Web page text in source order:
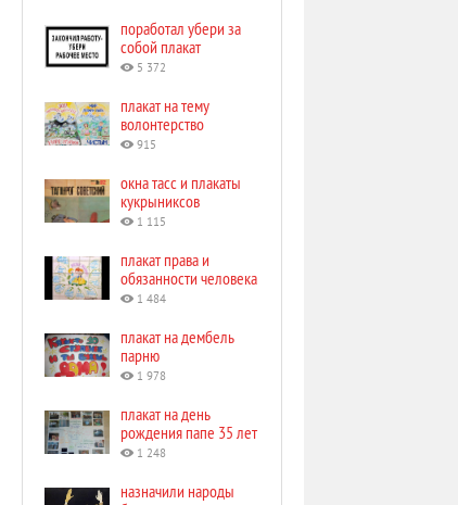
поработал убери за
собой плакат
5 372
плакат на тему
волонтерство
915
окна тасс и плакаты
кукрыниксов
1 115
плакат права и
обязанности человека
1 484
плакат на дембель
парню
1 978
плакат на день
рождения папе 35 лет
1 248
назначили народы